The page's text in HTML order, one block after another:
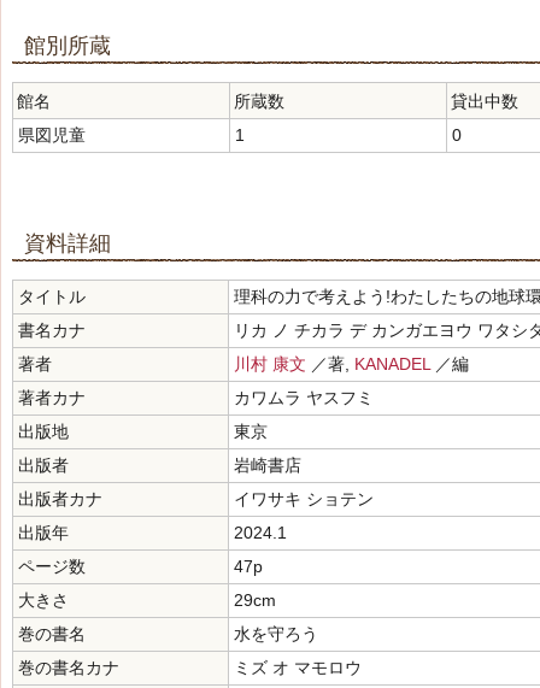
館別所蔵
館名 所蔵数
貸出中数
県図児童
1 0
資料詳細
タイトル
理科の力で考えよう!わたしたちの地球
書名カナ
リカ ノ チカラ デ カンガエヨウ ワタシ
著者
川村 康文 ／著, KANADEL
／編
著者カナ
カワムラ ヤスフミ
出版地
東京
出版者
岩崎書店
出版者カナ
イワサキ ショテン
出版年
2024.1
ページ数
47p
大きさ
29cm
巻の書名
水を守ろう
巻の書名カナ
ミズ オ マモロウ